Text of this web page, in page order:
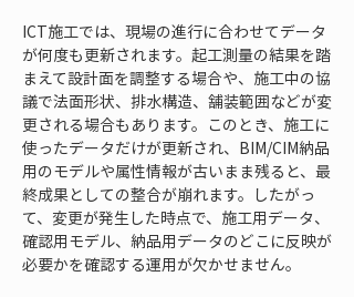
ICT施工では、現場の進行に合わせてデータ
が何度も更新されます。起工測量の結果を踏
まえて設計面を調整する場合や、施工中の協
議で法面形状、排水構造、舗装範囲などが変
更される場合もあります。このとき、施工に
使ったデータだけが更新され、BIM/CIM納品
用のモデルや属性情報が古いまま残ると、最
終成果としての整合が崩れます。したがっ
て、変更が発生した時点で、施工用データ、
確認用モデル、納品用データのどこに反映が
必要かを確認する運用が欠かせません。